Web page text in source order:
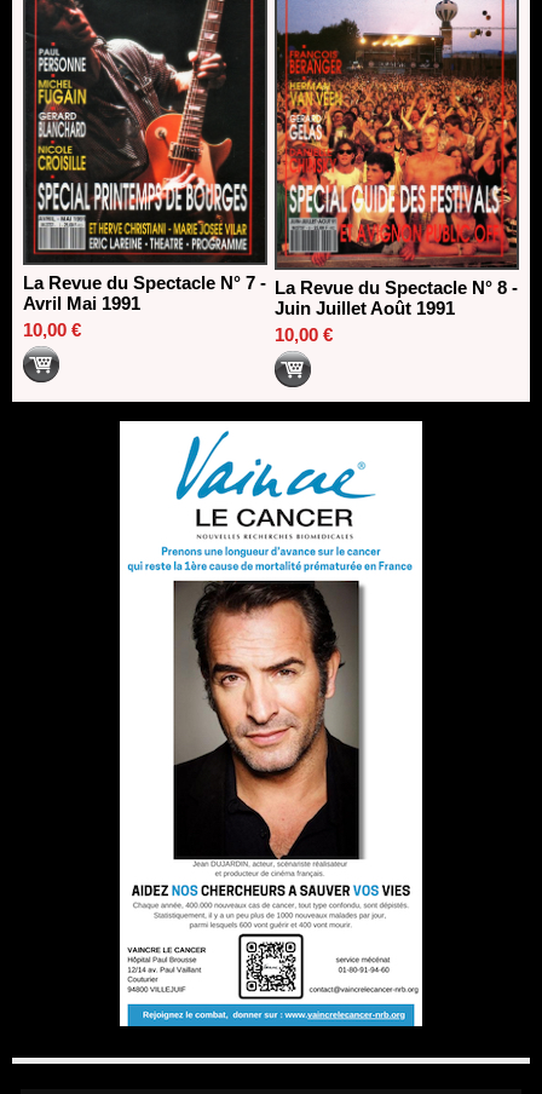
La Revue du Spectacle N° 7 -
Avril Mai 1991
10,00 €
La Revue du Spectacle N° 8 -
Juin Juillet Août 1991
10,00 €